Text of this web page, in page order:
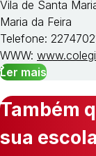
Vila de Santa
Maria da Feira
Telefone:
WWW:
Ler mais
Também
sua